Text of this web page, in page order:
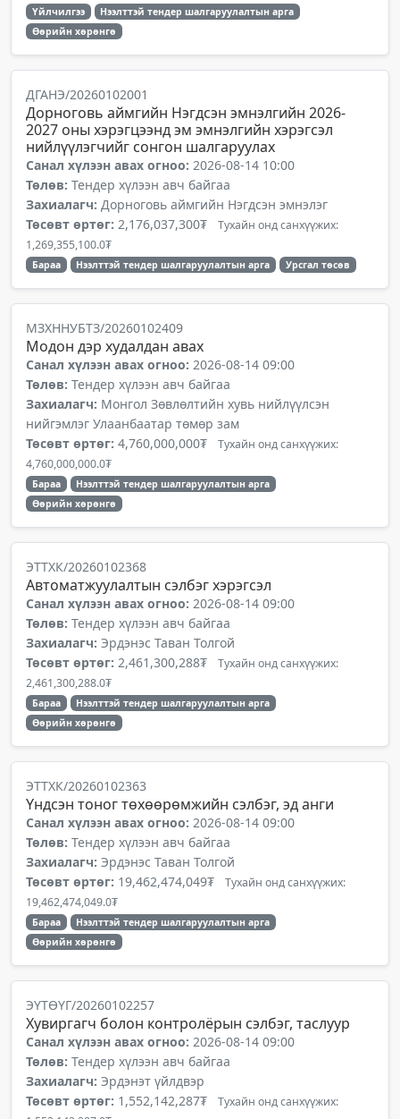
Үйлчилгээ
Нээлттэй тендер шалгаруулалтын арга
Өөрийн хөрөнгө
ДГАНЭ/20260102001
Дорноговь аймгийн Нэгдсэн эмнэлгийн 2026-
2027 оны хэрэгцээнд эм эмнэлгийн хэрэгсэл
нийлүүлэгчийг сонгон шалгаруулах
Санал хүлээн авах огноо: 2026-08-14 10:00
Төлөв: Тендер хүлээн авч байгаа
Захиалагч: Дорноговь аймгийн Нэгдсэн эмнэлэг
Төсөвт өртөг: 2,176,037,300₮ Тухайн онд санхүүжих:
1,269,355,100.0₮
Бараа Нээлттэй тендер шалгаруулалтын арга Урсгал төсөв
МЗХННУБТЗ/20260102409
Модон дэр худалдан авах
Санал хүлээн авах огноо: 2026-08-14 09:00
Төлөв: Тендер хүлээн авч байгаа
Захиалагч: Монгол Зөвлөлтийн хувь нийлүүлсэн
нийгэмлэг Улаанбаатар төмөр зам
Төсөвт өртөг: 4,760,000,000₮ Тухайн онд санхүүжих:
4,760,000,000.0₮
Бараа
Нээлттэй тендер шалгаруулалтын арга
Өөрийн хөрөнгө
ЭТТХК/20260102368
Автоматжуулалтын сэлбэг хэрэгсэл
Санал хүлээн авах огноо: 2026-08-14 09:00
Төлөв: Тендер хүлээн авч байгаа
Захиалагч: Эрдэнэс Таван Толгой
Төсөвт өртөг: 2,461,300,288₮ Тухайн онд санхүүжих:
2,461,300,288.0₮
Бараа
Нээлттэй тендер шалгаруулалтын арга
Өөрийн хөрөнгө
ЭТТХК/20260102363
Үндсэн тоног төхөөрөмжийн сэлбэг, эд анги
Санал хүлээн авах огноо: 2026-08-14 09:00
Төлөв: Тендер хүлээн авч байгаа
Захиалагч: Эрдэнэс Таван Толгой
Төсөвт өртөг: 19,462,474,049₮ Тухайн онд санхүүжих:
19,462,474,049.0₮
Бараа
Нээлттэй тендер шалгаруулалтын арга
Өөрийн хөрөнгө
ЭҮТӨҮГ/20260102257
Хувиргагч болон контролёрын сэлбэг, таслуур
Санал хүлээн авах огноо: 2026-08-14 09:00
Төлөв: Тендер хүлээн авч байгаа
Захиалагч: Эрдэнэт үйлдвэр
Төсөвт өртөг: 1,552,142,287₮ Тухайн онд санхүүжих: